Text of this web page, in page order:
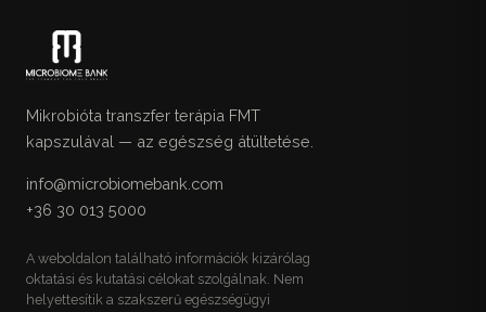
Mikrobióta transzfer terápia FMT
kapszulával — az egészség átültetése.
info@microbiomebank.com
+36 30 013 5000
A weboldalon található információk kizárólag
oktatási és kutatási célokat szolgálnak. Nem
helyettesítik a szakszerű egészségügyi